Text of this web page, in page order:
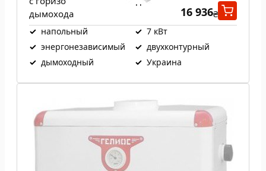
дымохода
16 936₴
✓ напольный ✓ 7 кВт
✓ энергонезависимый ✓ двухконтурный
✓ дымоходный ✓ Украина